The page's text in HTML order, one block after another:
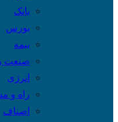
بانک
بورس
بیمه
صنعت
انرژی
راه و
اصناف